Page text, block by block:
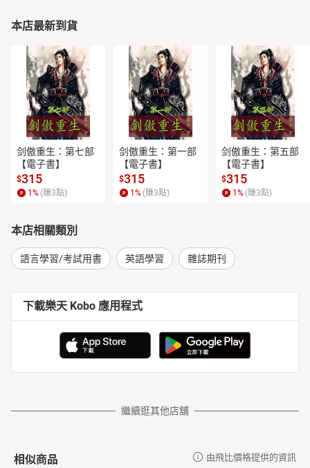
本店最新到貨
剑傲重生：第七部
【電子書】
$315
1 % (賺3點)
剑傲重生：第一部
【電子書】
$315
1 % (賺3點)
剑傲重生：第五部
【電子書】
$315
1 % (賺3點)
本店相關類別
語言學習/考試用書 英語學習 雜誌期刊
下載樂天 Kobo 應用程式
繼續逛其他店舖
相似商品 由飛比價格提供的資訊